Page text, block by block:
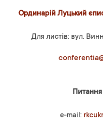
Ординарій Луцький
Для листів: вул.
e-mail: